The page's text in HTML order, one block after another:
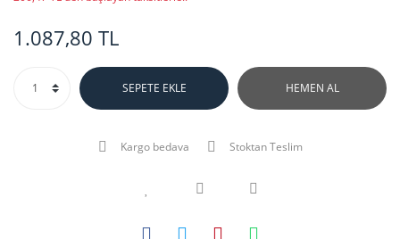
1.087,80 TL
SEPETE EKLE HEMEN AL
Kargo bedava Stoktan Teslim